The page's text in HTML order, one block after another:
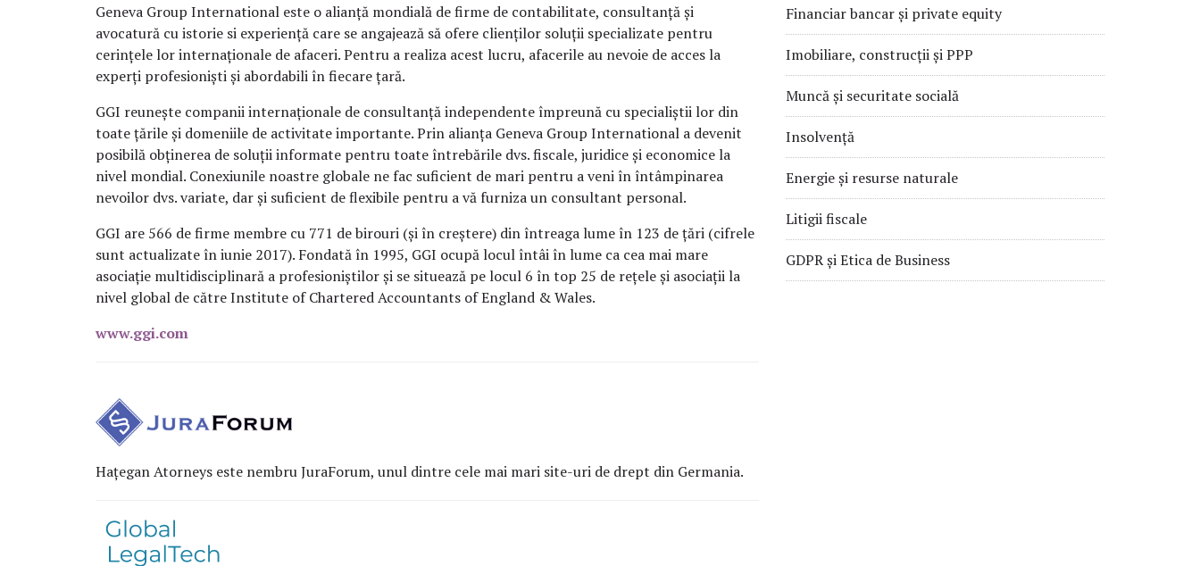
Geneva Group International este o alianță mondială de firme de contabilitate, consultanță și
avocatură cu istorie si experiență care se angajează să ofere clienților soluții specializate pentru
cerințele lor internaționale de afaceri. Pentru a realiza acest lucru, afacerile au nevoie de acces la
experți profesioniști și abordabili în fiecare țară.
GGI reunește companii internaționale de consultanță independente împreună cu specialiștii lor din
toate țările și domeniile de activitate importante. Prin alianța Geneva Group International a devenit
posibilă obținerea de soluții informate pentru toate întrebările dvs. fiscale, juridice și economice la
nivel mondial. Conexiunile noastre globale ne fac suficient de mari pentru a veni în întâmpinarea
nevoilor dvs. variate, dar și suficient de flexibile pentru a vă furniza un consultant personal.
GGI are 566 de firme membre cu 771 de birouri (și în creștere) din întreaga lume în 123 de țări (cifrele
sunt actualizate în iunie 2017). Fondată în 1995, GGI ocupă locul întâi în lume ca cea mai mare
asociație multidisciplinară a profesioniștilor și se situează pe locul 6 în top 25 de rețele și asociații la
nivel global de către Institute of Chartered Accountants of England & Wales.
www.ggi.com
Hațegan Atorneys este nembru JuraForum, unul dintre cele mai mari site-uri de drept din Germania.
Financiar bancar și private equity
Imobiliare, construcții și PPP
Muncă și securitate socială
Insolvență
Energie și resurse naturale
Litigii fiscale
GDPR și Etica de Business